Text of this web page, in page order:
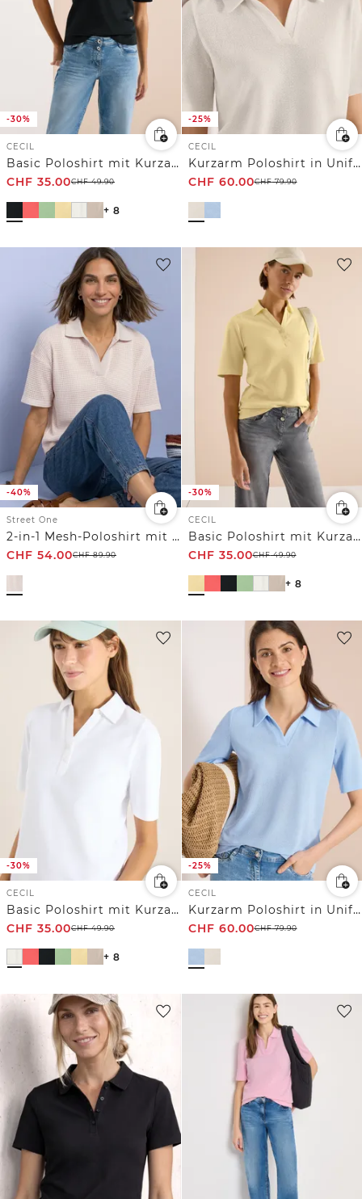
-30%
CECIL
Basic Poloshirt mit Kurzarm
CHF 35.00CHF49.90
+ 8
-25%
CECIL
Kurzarm Poloshirt in Unifarbe
CHF 60.00CHF79.90
-40%
Street One
2-in-1 Mesh-Poloshirt mit Kurzarm
CHF 54.00CHF89.90
-30%
CECIL
Basic Poloshirt mit Kurzarm
CHF 35.00CHF49.90
+ 8
-30%
CECIL
Basic Poloshirt mit Kurzarm
CHF 35.00CHF49.90
+ 8
-25%
CECIL
Kurzarm Poloshirt in Unifarbe
CHF 60.00CHF79.90